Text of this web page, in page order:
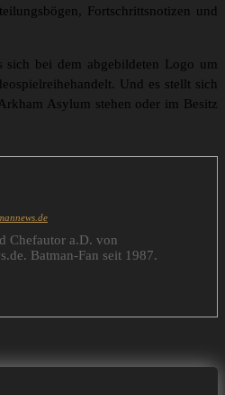
Fortschrittsnotizen und
sich bei dem abgebildeten Logo um
Und es stellt sich
Asylum stehen oder im Besitz
Chefautor a.D. von
Batman-Fan seit 1987.